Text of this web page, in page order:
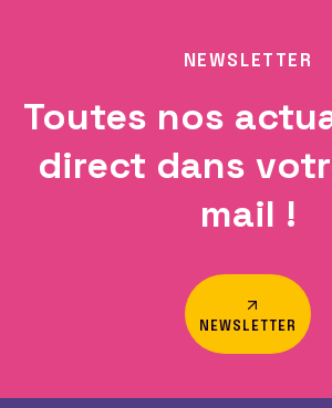
NEWSLETTER
Toutes nos
direct dans
mail !
NEWSLETTER